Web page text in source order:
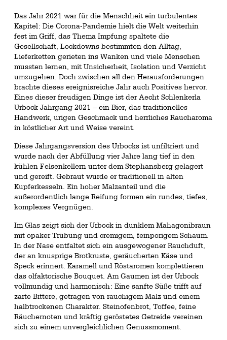
Das Jahr 2021 war für die Menschheit ein turbulentes
Kapitel: Die Corona-Pandemie hielt die Welt weiterhin
fest im Griff, das Thema Impfung spaltete die
Gesellschaft, Lockdowns bestimmten den Alltag,
Lieferketten gerieten ins Wanken und viele Menschen
mussten lernen, mit Unsicherheit, Isolation und Verzicht
umzugehen. Doch zwischen all den Herausforderungen
brachte dieses ereignisreiche Jahr auch Positives hervor.
Eines dieser freudigen Dinge ist der Aecht Schlenkerla
Urbock Jahrgang 2021 – ein Bier, das traditionelles
Handwerk, urigen Geschmack und herrliches Raucharoma
in köstlicher Art und Weise vereint.
Diese Jahrgangsversion des Urbocks ist unfiltriert und
wurde nach der Abfüllung vier Jahre lang tief in den
kühlen Felsenkellern unter dem Stephansberg gelagert
und gereift. Gebraut wurde er traditionell in alten
Kupferkesseln. Ein hoher Malzanteil und die
außerordentlich lange Reifung formen ein rundes, tiefes,
komplexes Vergnügen.
Im Glas zeigt sich der Urbock in dunklem Mahagonibraun
mit opaker Trübung und cremigem, feinporigem Schaum.
In der Nase entfaltet sich ein ausgewogener Rauchduft,
der an knusprige Brotkruste, geräucherten Käse und
Speck erinnert. Karamell und Röstaromen komplettieren
das olfaktorische Bouquet. Am Gaumen ist der Urbock
vollmundig und harmonisch: Eine sanfte Süße trifft auf
zarte Bittere, getragen von rauchigem Malz und einem
halbtrockenen Charakter. Steinofenbrot, Toffee, feine
Räuchernoten und kräftig geröstetes Getreide vereinen
sich zu einem unvergleichlichen Genussmoment.